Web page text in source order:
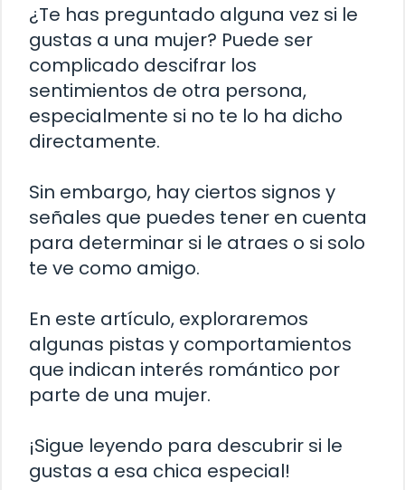
¿Te has preguntado alguna vez si le
gustas a una mujer? Puede ser
complicado descifrar los
sentimientos de otra persona,
especialmente si no te lo ha dicho
directamente.
Sin embargo, hay ciertos signos y
señales que puedes tener en cuenta
para determinar si le atraes o si solo
te ve como amigo.
En este artículo, exploraremos
algunas pistas y comportamientos
que indican interés romántico por
parte de una mujer.
¡Sigue leyendo para descubrir si le
gustas a esa chica especial!